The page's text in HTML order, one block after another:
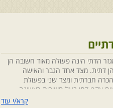
הדתי הינה פעולה מאוד חשובה הן
דתית. מצד אחד הגבר והאישה
חברתית ומצד שני בפעולת
אקט דתי בעל חשיבות ראשונה
בהקשר זה שגם הגורמים למפגשקרא/י עוד